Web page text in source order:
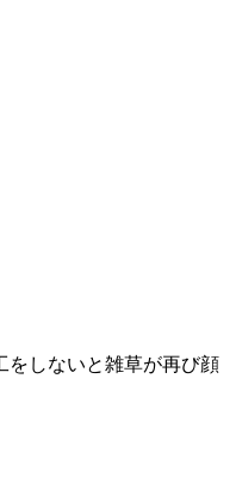
をしないと雑草が再び顔